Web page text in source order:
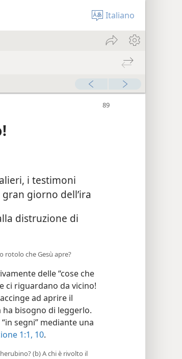
Italiano
i testimoni
giorno dell’ira
distruzione di
rotolo che Gesù apre?
delle “cose che
ci riguardano da vicino!
ad aprire il
bisogno di leggerlo.
segni” mediante una
1:1, 10.
(b) A chi è rivolto il